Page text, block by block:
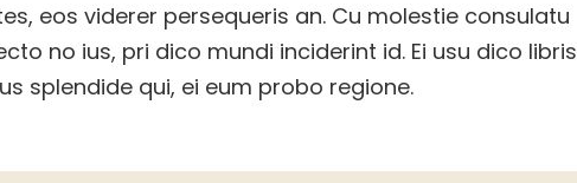
eos viderer persequeris an. Cu molestie consulatu
no ius, pri dico mundi inciderint id. Ei usu dico libris
splendide qui, ei eum probo regione.